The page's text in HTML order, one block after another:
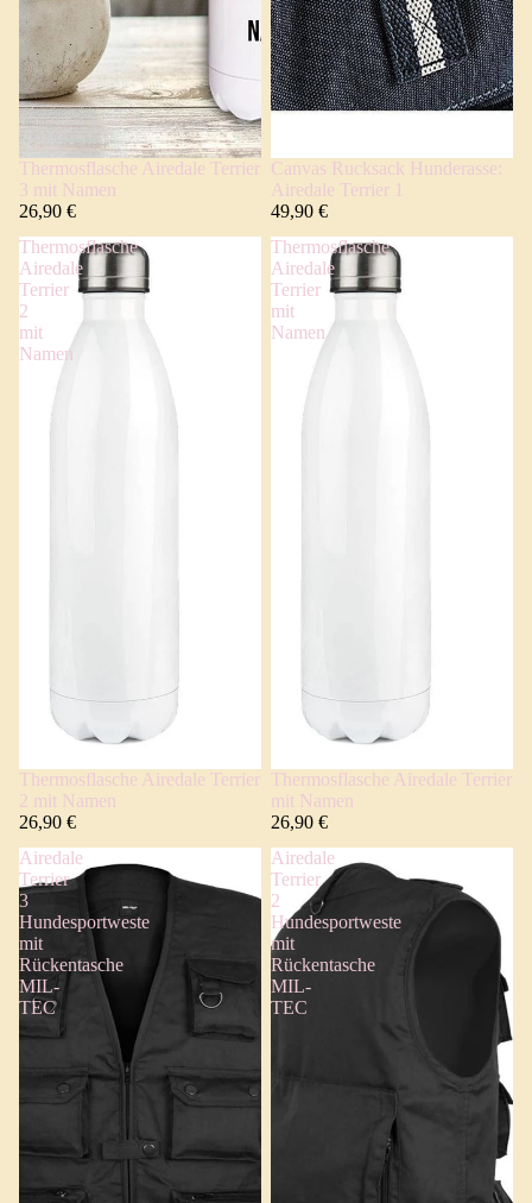
Thermosflasche Airedale Terrier
3 mit Namen
26,90 €
Canvas Rucksack Hunderasse:
Airedale Terrier 1
49,90 €
Thermosflasche
Airedale
Terrier
2
mit
Namen
Thermosflasche Airedale Terrier
2 mit Namen
26,90 €
Thermosflasche
Airedale
Terrier
mit
Namen
Thermosflasche Airedale Terrier
mit Namen
26,90 €
Airedale
Terrier
3
Hundesportweste
mit
Rückentasche
MIL-
TEC
Airedale
Terrier
2
Hundesportweste
mit
Rückentasche
MIL-
TEC